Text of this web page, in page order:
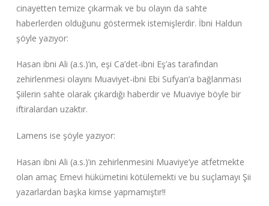
cinayetten temize çıkarmak ve bu olayın da sahte
haberlerden olduğunu göstermek istemişlerdir. İbni Haldun
şöyle yazıyor:
Hasan ibni Ali (a.s.)’ın, eşi Ca’det-ibni Eş’as tarafından
zehirlenmesi olayını Muaviyet-ibni Ebi Sufyan’a bağlanması
Şiilerin sahte olarak çıkardığı haberdir ve Muaviye böyle bir
iftiralardan uzaktır.
Lamens ise şöyle yazıyor:
Hasan ibni Ali (a.s.)’ın zehirlenmesini Muaviye’ye atfetmekte
olan amaç Emevi hükümetini kötülemekti ve bu suçlamayı Şii
yazarlardan başka kimse yapmamıştır!!